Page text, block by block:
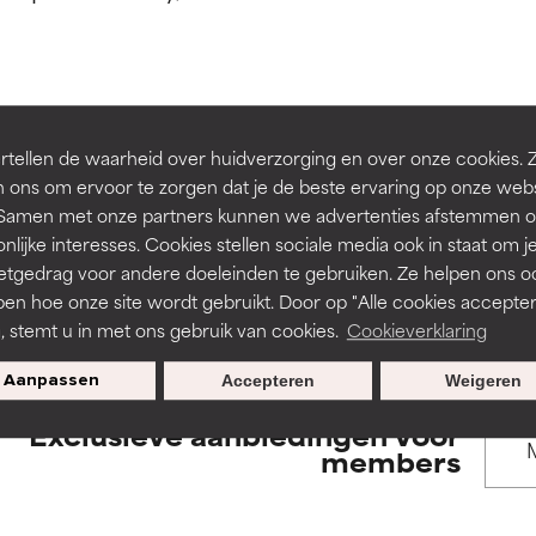
de waarheid over huidverzorging en over onze cookies.
ons om ervoor te zorgen dat je de beste ervaring op onze
met onze partners kunnen we advertenties afstemmen
interesses. Cookies stellen sociale media ook in staat om je
voor andere doeleinden te gebruiken. Ze helpen ons
hoe onze site wordt gebruikt. Door op "Alle cookies
stemt u in met ons gebruik van cookies. Cookieverklaring
Aanpassen Weigeren
Accepteren
BACK TO SEARCH
to assess ingredients in this dictionary. Regulations
irriterend maar kan esthetische, stabiliteits- of andere
is aanwezig. Het risico wordt vergroot als het gecombineerd
ingrediënten.
droogheid, enz. veroorzaken. Kan in sommige gevallen
het algemeen is bewezen dat het meer kwaad dan goed doet.
irriterend maar kan esthetische, stabiliteits- of andere
is aanwezig. Het risico wordt vergroot als het gecombineerd
ingrediënten.
droogheid, enz. veroorzaken. Kan in sommige gevallen
het algemeen is bewezen dat het meer kwaad dan goed doet.
Exclusieve aanbiedingen voor
members